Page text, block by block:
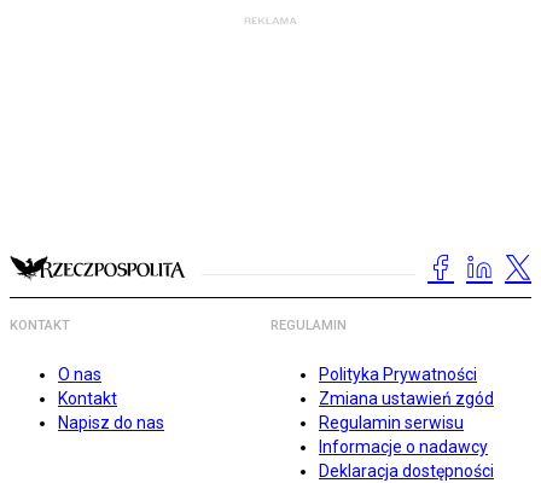
KONTAKT
O nas
Kontakt
Napisz do nas
REGULAMIN
Polityka Prywatności
Zmiana ustawień zgód
Regulamin serwisu
Informacje o nadawcy
Deklaracja dostępności